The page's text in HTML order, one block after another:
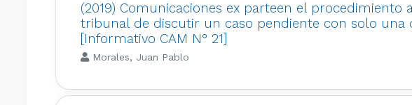
(2019) Comunicaciones ex parteen el
tribunal de discutir un caso pendiente con solo una
[Informativo CAM N° 21]
Morales, Juan Pablo